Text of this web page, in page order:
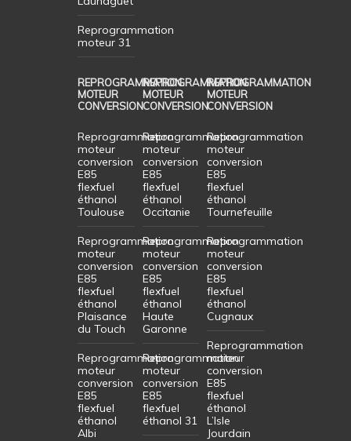
Reprogrammation
moteur 31
REPROGRAMMATION
MOTEUR
CONVERSION
Reprogrammation
moteur
conversion
E85
flexfuel
éthanol
Toulouse
Reprogrammation
moteur
conversion
E85
flexfuel
éthanol
Plaisance
du Touch
Reprogrammation
moteur
conversion
E85
flexfuel
éthanol
Albi
REPROGRAMMATION
MOTEUR
CONVERSION
Reprogrammation
moteur
conversion
E85
flexfuel
éthanol
Occitanie
Reprogrammation
moteur
conversion
E85
flexfuel
éthanol
Haute
Garonne
Reprogrammation
moteur
conversion
E85
flexfuel
éthanol 31
REPROGRAMMATION
MOTEUR
CONVERSION
Reprogrammation
moteur
conversion
E85
flexfuel
éthanol
Tournefeuille
Reprogrammation
moteur
conversion
E85
flexfuel
éthanol
Cugnaux
Reprogrammation
moteur
conversion
E85
flexfuel
éthanol
L’Isle
Jourdain